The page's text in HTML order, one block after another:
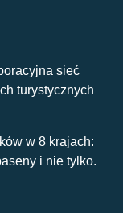
sieć
turystycznych
w 8 krajach:
i nie tylko.